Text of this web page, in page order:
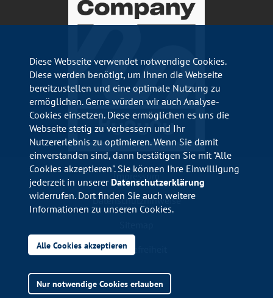
Impressum
Datenschutzhinweise
Barrierefreiheit
Diese Webseite verwendet notwendige Cookies.
Diese werden benötigt, um Ihnen die Webseite
bereitzustellen und eine optimale Nutzung zu
ermöglichen. Gerne würden wir auch Analyse-
Cookies einsetzen. Diese ermöglichen es uns die
Webseite stetig zu verbessern und Ihr
Nutzererlebnis zu optimieren. Wenn Sie damit
einverstanden sind, dann bestätigen Sie mit "Alle
Cookies akzeptieren". Sie können Ihre Einwilligung
jederzeit in unserer Datenschutzerklärung
widerrufen. Dort finden Sie auch weitere
Informationen zu unseren Cookies.
Alle Cookies akzeptieren
Nur notwendige Cookies erlauben